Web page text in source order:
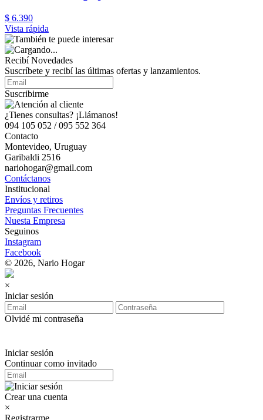
$ 6.390
Vista rápida
Recibí Novedades
Suscríbete y recibí las últimas ofertas y lanzamientos.
Suscribirme
¿Tienes consultas? ¡Llámanos!
094 105 052 / 095 552 364
Contacto
Montevideo, Uruguay
Garibaldi 2516
nariohogar@gmail.com
Contáctanos
Institucional
Envíos y retiros
Preguntas Frecuentes
Nuesta Empresa
Seguinos
Instagram
Facebook
© 2026, Nario Hogar
×
Iniciar sesión
Olvidé mi contraseña
Iniciar sesión
Continuar como invitado
Crear una cuenta
×
Registrarme